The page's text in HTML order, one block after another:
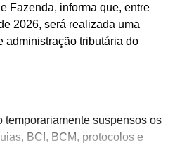
Fazenda, informa que, entre
2026, será realizada uma
administração tributária do
temporariamente suspensos os
BCI, BCM, protocolos e